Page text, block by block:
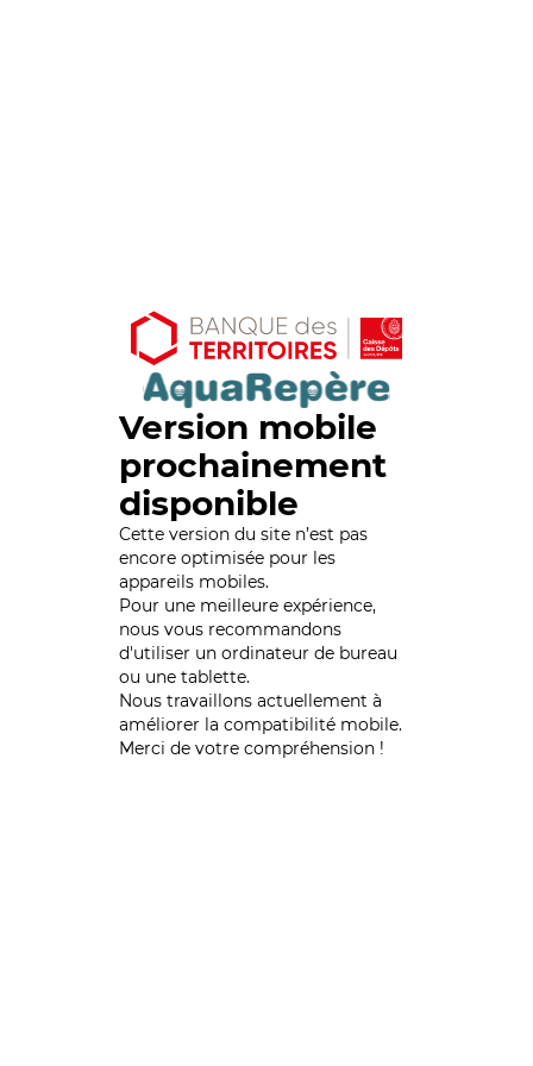
Version mobile
prochainement
disponible
Cette version du site n’est pas
encore optimisée pour les
appareils mobiles.
Pour une meilleure expérience,
nous vous recommandons
d'utiliser un ordinateur de bureau
ou une tablette.
Nous travaillons actuellement à
améliorer la compatibilité mobile.
Merci de votre compréhension !